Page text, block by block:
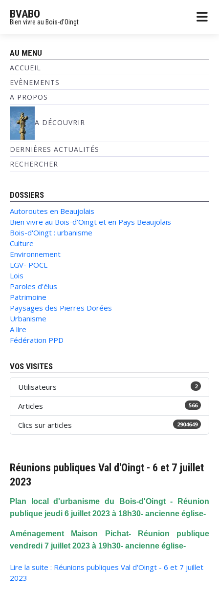
BVABO
Bien vivre au Bois-d'Oingt
AU MENU
ACCUEIL
EVÈNEMENTS
A PROPOS
A DÉCOUVRIR
DERNIÈRES ACTUALITÉS
RECHERCHER
DOSSIERS
Autoroutes en Beaujolais
Bien vivre au Bois-d'Oingt et en Pays Beaujolais
Bois-d'Oingt : urbanisme
Culture
Environnement
LGV- POCL
Lois
Paroles d'élus
Patrimoine
Paysages des Pierres Dorées
Urbanisme
A lire
Fédération PPD
VOS VISITES
Utilisateurs 2
Articles 566
Clics sur articles 2904649
Réunions publiques Val d'Oingt - 6 et 7 juillet
2023
Plan local d'urbanisme du Bois-d'Oingt - Réunion
publique jeudi 6 juillet 2023 à 18h30- ancienne église-
Aménagement Maison Pichat- Réunion publique
vendredi 7 juillet 2023 à 19h30- ancienne église-
Lire la suite : Réunions publiques Val d'Oingt - 6 et 7 juillet
2023